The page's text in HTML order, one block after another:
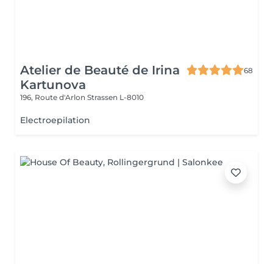
Atelier de Beauté de Irina
Kartunova
68
196, Route d'Arlon Strassen L-8010
Electroepilation